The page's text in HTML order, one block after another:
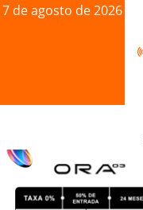
7 de agosto de 2026